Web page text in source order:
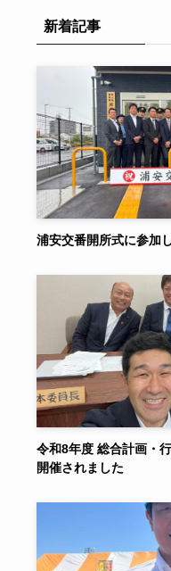
新着記事
浦安交番開所式に参加
令和8年度 総合計画・
開催されました